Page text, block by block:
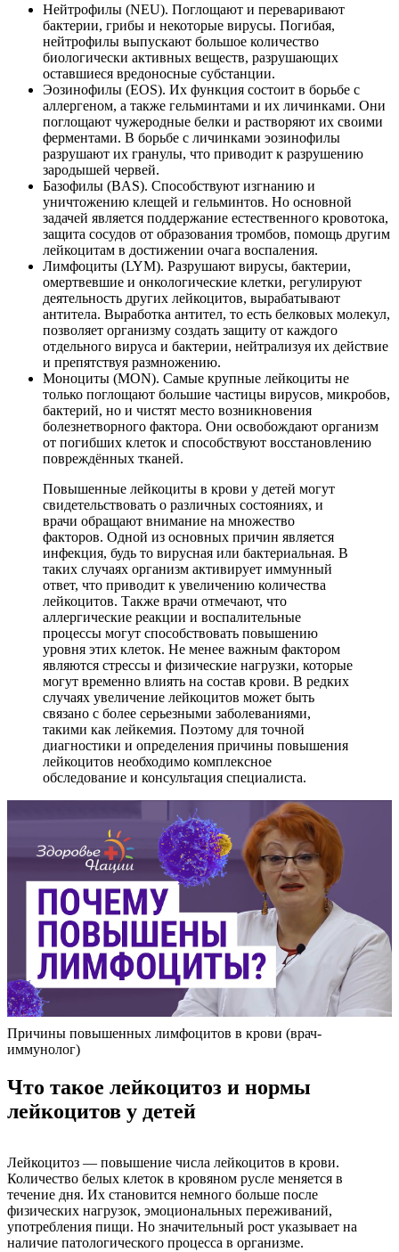
Нейтрофилы (NEU). Поглощают и переваривают
бактерии, грибы и некоторые вирусы. Погибая,
нейтрофилы выпускают большое количество
биологически активных веществ, разрушающих
оставшиеся вредоносные субстанции.
Эозинофилы (EOS). Их функция состоит в борьбе с
аллергеном, а также гельминтами и их личинками. Они
поглощают чужеродные белки и растворяют их своими
ферментами. В борьбе с личинками эозинофилы
разрушают их гранулы, что приводит к разрушению
зародышей червей.
Базофилы (BAS). Способствуют изгнанию и
уничтожению клещей и гельминтов. Но основной
задачей является поддержание естественного кровотока,
защита сосудов от образования тромбов, помощь другим
лейкоцитам в достижении очага воспаления.
Лимфоциты (LYM). Разрушают вирусы, бактерии,
омертвевшие и онкологические клетки, регулируют
деятельность других лейкоцитов, вырабатывают
антитела. Выработка антител, то есть белковых молекул,
позволяет организму создать защиту от каждого
отдельного вируса и бактерии, нейтрализуя их действие
и препятствуя размножению.
Моноциты (MON). Самые крупные лейкоциты не
только поглощают большие частицы вирусов, микробов,
бактерий, но и чистят место возникновения
болезнетворного фактора. Они освобождают организм
от погибших клеток и способствуют восстановлению
повреждённых тканей.
Повышенные лейкоциты в крови у детей могут
свидетельствовать о различных состояниях, и
врачи обращают внимание на множество
факторов. Одной из основных причин является
инфекция, будь то вирусная или бактериальная. В
таких случаях организм активирует иммунный
ответ, что приводит к увеличению количества
лейкоцитов. Также врачи отмечают, что
аллергические реакции и воспалительные
процессы могут способствовать повышению
уровня этих клеток. Не менее важным фактором
являются стрессы и физические нагрузки, которые
могут временно влиять на состав крови. В редких
случаях увеличение лейкоцитов может быть
связано с более серьезными заболеваниями,
такими как лейкемия. Поэтому для точной
диагностики и определения причины повышения
лейкоцитов необходимо комплексное
обследование и консультация специалиста.
Причины повышенных лимфоцитов в крови (врач-
иммунолог)
Что такое лейкоцитоз и нормы
лейкоцитов у детей
Лейкоцитоз — повышение числа лейкоцитов в крови.
Количество белых клеток в кровяном русле меняется в
течение дня. Их становится немного больше после
физических нагрузок, эмоциональных переживаний,
употребления пищи. Но значительный рост указывает на
наличие патологического процесса в организме.